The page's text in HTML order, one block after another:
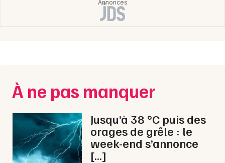
Sorties & loisirs
Newsletter des sorties
À ne pas manquer
Jusqu’à 38 °C puis des
orages de grêle : le
week-end s’annonce
[…]